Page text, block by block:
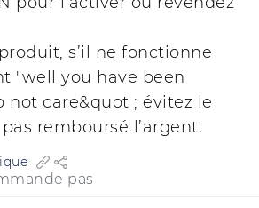
s’il ne fonctionne
"well you have been
not care&quot ; évitez le
remboursé l’argent.
pas